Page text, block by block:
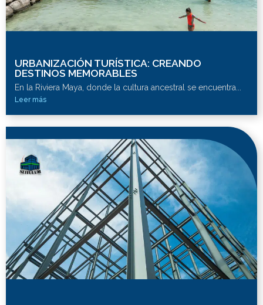
URBANIZACIÓN TURÍSTICA: CREANDO
DESTINOS MEMORABLES
En la Riviera Maya, donde la cultura ancestral se encuentra...
Leer más